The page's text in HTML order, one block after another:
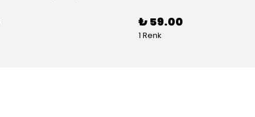
₺ 59.00
1 Renk